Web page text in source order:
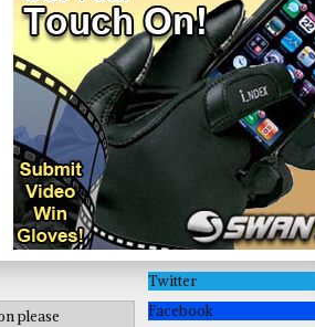
please
Twitter
Facebook